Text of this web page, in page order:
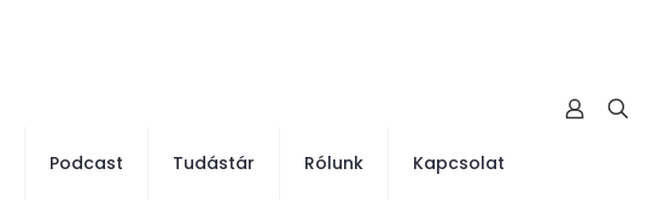
Podcast Tudástár Rólunk Kapcsolat